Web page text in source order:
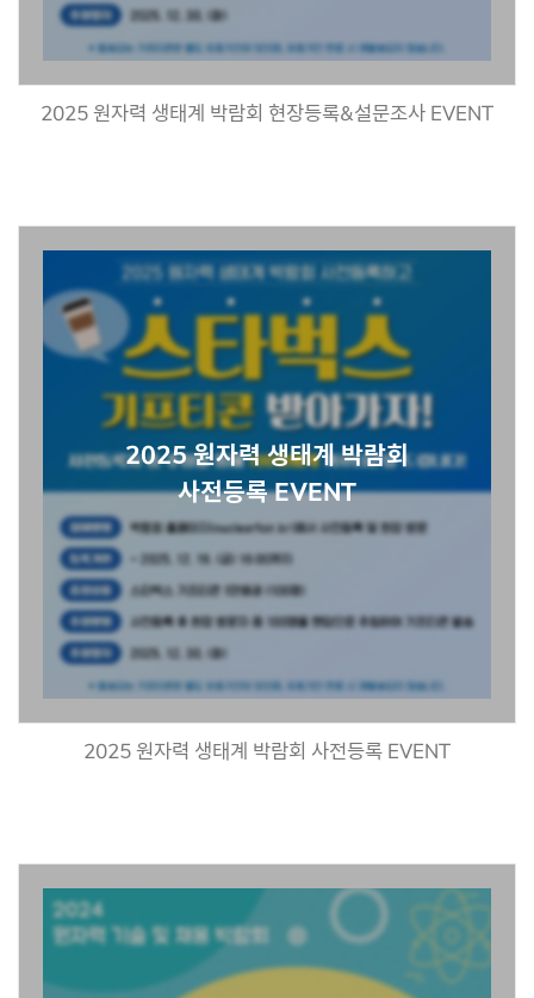
2025 원자력 생태계 박람회 현장등록&설문조사 EVENT
2025 원자력 생태계 박람회
사전등록 EVENT
2025 원자력 생태계 박람회 사전등록 EVENT